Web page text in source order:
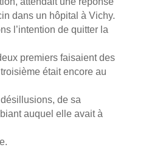
dans un hôpital à Vichy.
l’intention de quitter la
premiers faisaient des
était encore au
de sa
auquel elle avait à